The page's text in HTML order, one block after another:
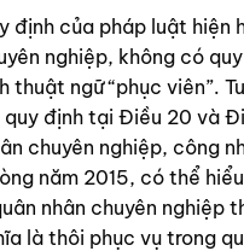
định của pháp luật hiện
nghiệp, không có
thuật ngữ “phục viên”.
định tại Điều 20 và
chuyên nghiệp, công
năm 2015, có thể
nhân chuyên nghiệp
là thôi phục vụ trong